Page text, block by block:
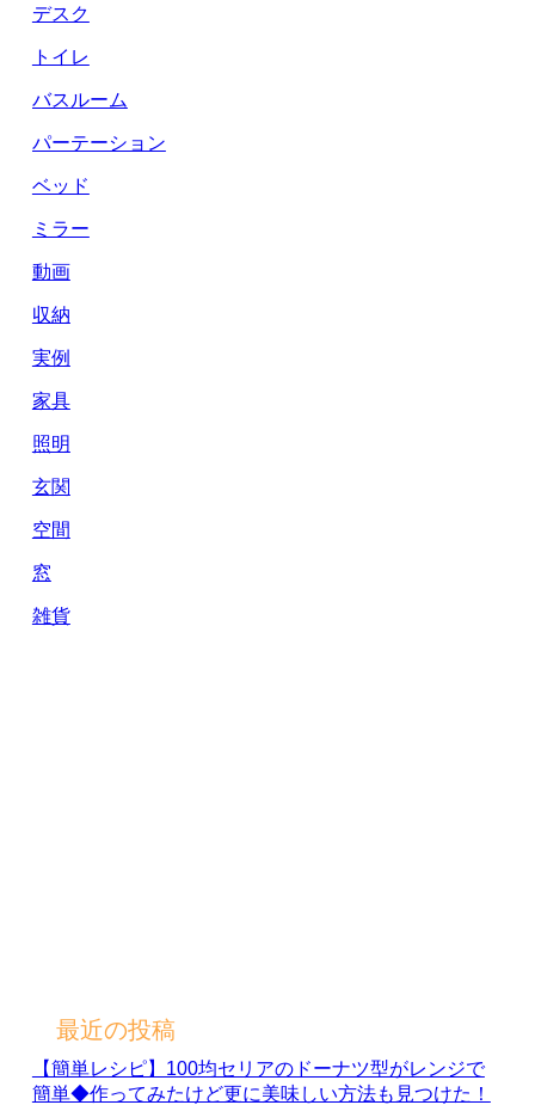
デスク
トイレ
バスルーム
パーテーション
ベッド
ミラー
動画
収納
実例
家具
照明
玄関
空間
窓
雑貨
最近の投稿
【簡単レシピ】100均セリアのドーナツ型がレンジで
簡単◆作ってみたけど更に美味しい方法も見つけた！